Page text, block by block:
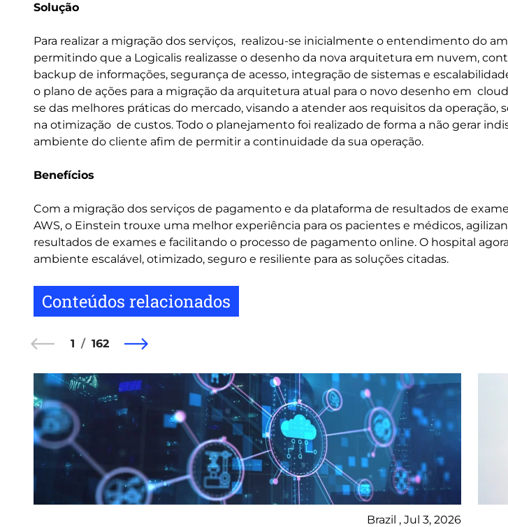
Solução
Para realizar a migração dos serviços, realizou-se inicialmente o entendimento do
permitindo que a Logicalis realizasse o desenho da nova arquitetura em nuvem,
backup de informações, segurança de acesso, integração de sistemas e
o plano de ações para a migração da arquitetura atual para o novo desenho em
se das melhores práticas do mercado, visando a atender aos requisitos da operação,
na otimização de custos. Todo o planejamento foi realizado de forma a não gerar
ambiente do cliente afim de permitir a continuidade da sua operação.
Benefícios
Com a migração dos serviços de pagamento e da plataforma de resultados de
AWS, o Einstein trouxe uma melhor experiência para os pacientes e médicos,
resultados de exames e facilitando o processo de pagamento online. O hospital
ambiente escalável, otimizado, seguro e resiliente para as soluções citadas.
Conteúdos relacionados
1 162
Brazil , Jul 3, 2026